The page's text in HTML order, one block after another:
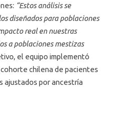
“Estos análisis se
diseñados para poblaciones
real en nuestras
a poblaciones mestizas
el equipo implementó
chilena de pacientes
ajustados por ancestría